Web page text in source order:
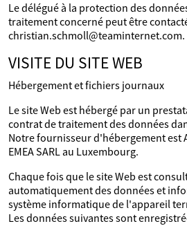
Le délégué à la protection des
traitement concerné peut être
christian.schmoll@teaminternet.com.
VISITE DU SITE WEB
Hébergement et fichiers journaux
Le site Web est hébergé par un
contrat de traitement des données
Notre fournisseur d'hébergement est
EMEA SARL au Luxembourg.
Chaque fois que le site Web est
automatiquement des données et
système informatique de l'appareil
Les données suivantes sont